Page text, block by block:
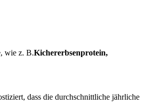
wie z. B.Kichererbsenprotein,
dass die durchschnittliche jährliche